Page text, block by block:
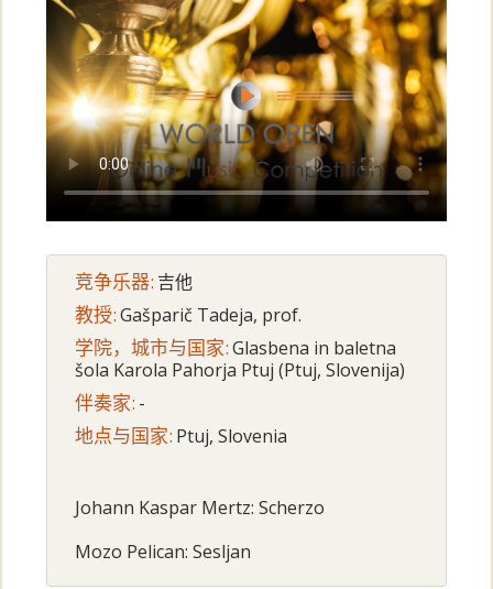
竞争乐器: 吉他
教授:Gašparič Tadeja, prof.
学院，城市与国家:Glasbena in baletna
šola Karola Pahorja Ptuj (Ptuj, Slovenija)
伴奏家: -
地点与国家: Ptuj, Slovenia
Johann Kaspar Mertz: Scherzo
Mozo Pelican: Sesljan